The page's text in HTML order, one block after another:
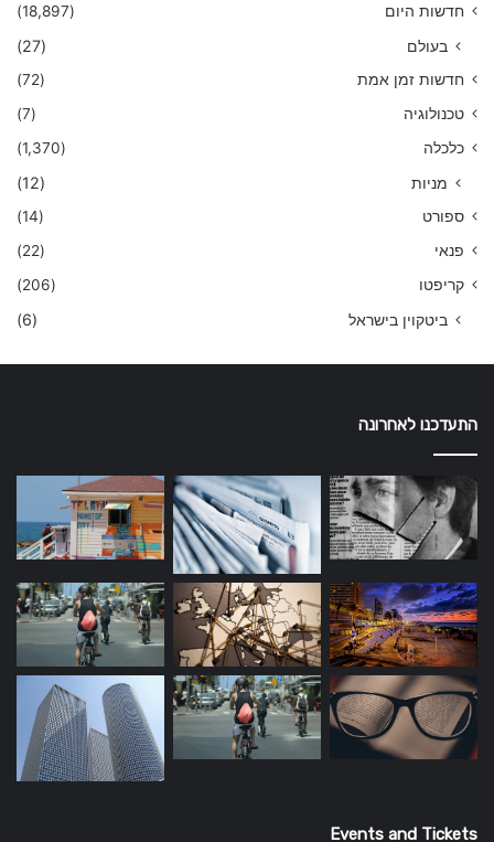
חדשות היום
(18,897)
בעולם (27)
חדשות זמן אמת
(72)
טכנולוגיה
(7)
כלכלה
(1,370)
מניות (12)
ספורט
(14)
פנאי
(22)
קריפטו
(206)
ביטקוין בישראל (6)
התעדכנו לאחרונה
Events and Tickets